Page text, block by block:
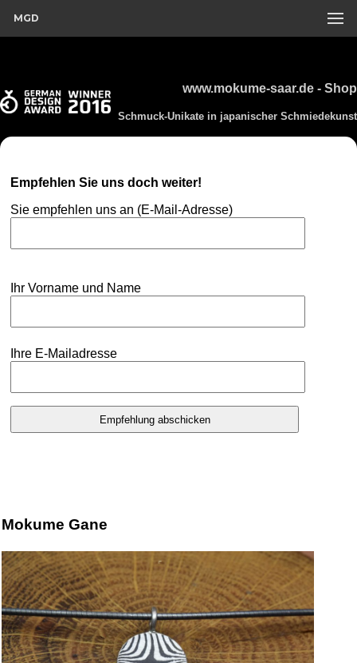
MGD
www.mokume-saar.de - Shop
Schmuck-Unikate in japanischer Schmiedekunst
Empfehlen Sie uns doch weiter!
Sie empfehlen uns an (E-Mail-Adresse)
Ihr Vorname und Name
Ihre E-Mailadresse
Mokume Gane